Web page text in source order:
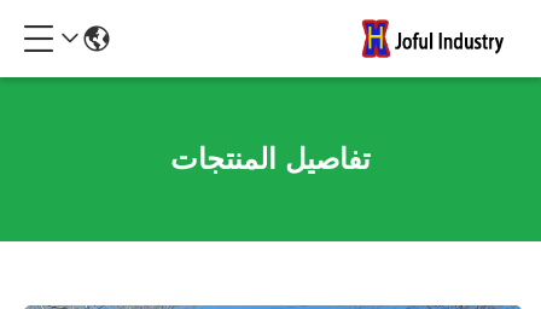
تفاصيل المنتجات